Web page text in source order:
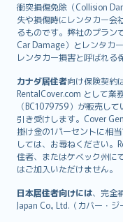
衝突損傷免除（Collision
失や損傷時にレンタカー会
るものです。弊社のプラン
Car Damage）とレンタカ
レンタカー損害と呼ばれる
カナダ居住者向け保険契約
RentalCover.com として業
（BC1079759）が販売し
引き受けします。Cover
掛け金の1パーセントに相
しては、お尋ねください。
住者、またはケベック州に
はご加入いただけません。
日本居住者向けには、完全
Japan Co., Ltd.（カバー・